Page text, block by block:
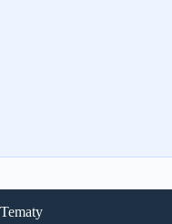
Tematy